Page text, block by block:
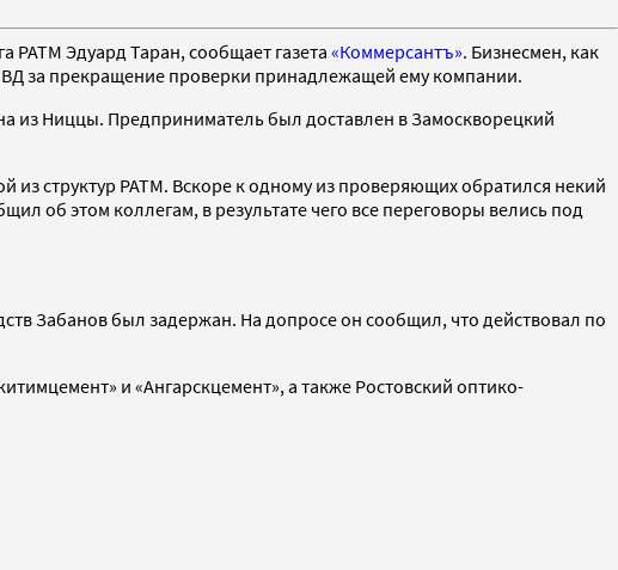
РАТМ Эдуард Таран, сообщает газета «Коммерсантъ». Бизнесмен, как
за прекращение проверки принадлежащей ему компании.
из Ниццы. Предприниматель был доставлен в Замоскворецкий
из структур РАТМ. Вскоре к одному из проверяющих обратился некий
об этом коллегам, в результате чего все переговоры велись под
Забанов был задержан. На допросе он сообщил, что действовал по
и «Ангарскцемент», а также Ростовский оптико-